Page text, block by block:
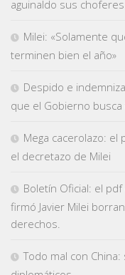
aguinaldo sus choferes
Milei: «Solamente
terminen bien el año»
Despido e
que el Gobierno
Mega cacerolazo: el
el decretazo de Milei
Boletín Oficial: el
firmó Javier Milei
derechos.
Todo mal con